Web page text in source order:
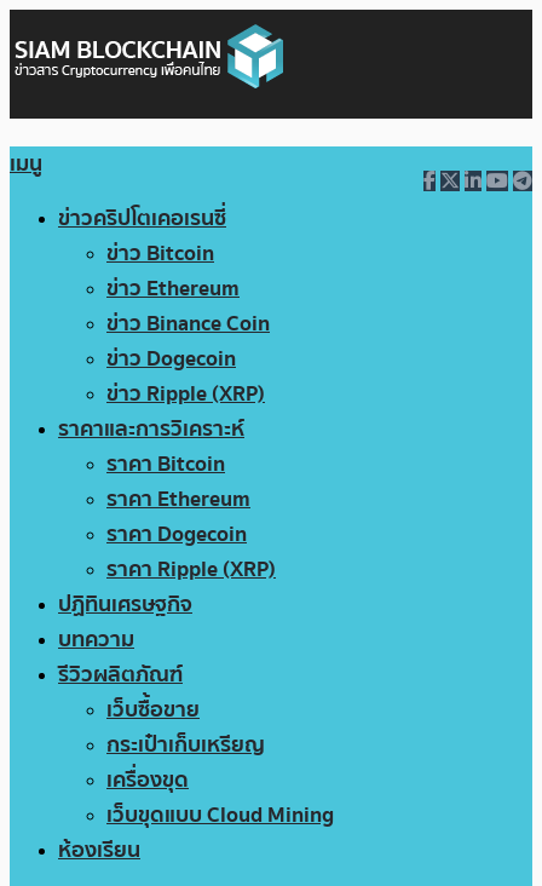
เมนู
ข่าวคริปโตเคอเรนซี่
ข่าว Bitcoin
ข่าว Ethereum
ข่าว Binance Coin
ข่าว Dogecoin
ข่าว Ripple (XRP)
ราคาและการวิเคราะห์
ราคา Bitcoin
ราคา Ethereum
ราคา Dogecoin
ราคา Ripple (XRP)
ปฏิทินเศรษฐกิจ
บทความ
รีวิวผลิตภัณฑ์
เว็บซื้อขาย
กระเป๋าเก็บเหรียญ
เครื่องขุด
เว็บขุดแบบ Cloud Mining
ห้องเรียน